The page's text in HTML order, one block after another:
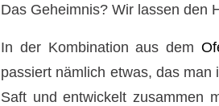
Das Geheimnis? Wir lassen den
In der Kombination aus dem
passiert nämlich etwas, das
Saft und entwickelt zusammen